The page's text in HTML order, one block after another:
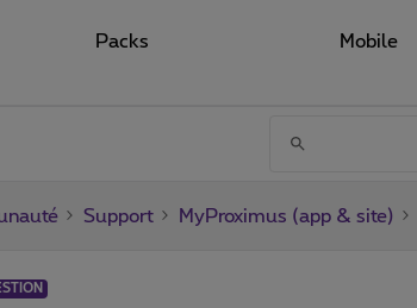
Packs Mobile
Support MyProximus (app & site)